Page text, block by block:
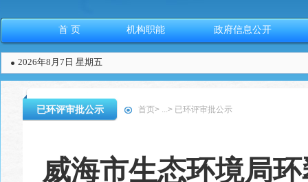
首 页 机构职能 政府信息公开
2026年8月7日 星期五
已环评审批公示 首页> ...> 已环评审批公示
威海市生态环境局